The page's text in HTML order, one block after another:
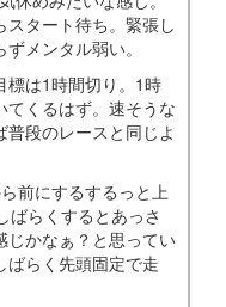
タート待ち。緊張し
メンタル弱い。
標は1時間切り。1時
てくるはず。速そうな
段のレースと同じよ
前にするするっと上
ばらくするとあっさ
じかなぁ？と思ってい
ばらく先頭固定で走